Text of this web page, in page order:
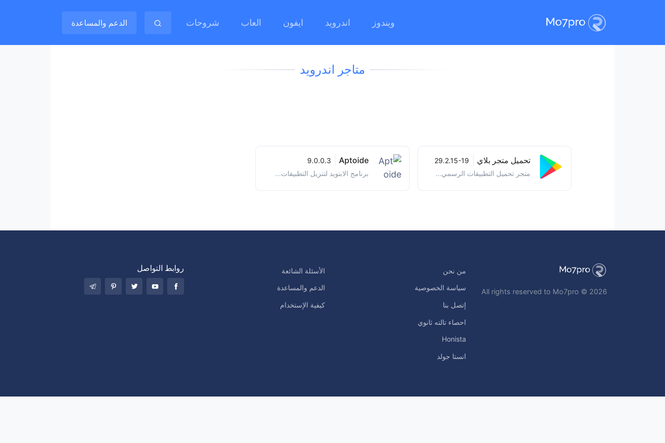
ويندوز اندرويد ايفون العاب شروحات الدعم والمساعدة
متاجر اندرويد
تحميل متجر بلاي
29.2.15-19
متجر تحميل التطبيقات الرسمي...
Aptoide
9.0.0.3
برنامج الابتويد لتنزيل التطبيقات...
All rights reserved to Mo7pro © 2026
من نحن
سياسة الخصوصية
إتصل بنا
احصاء تالته ثانوي
Honista
انستا جولد
الأسئلة الشائعة
الدعم والمساعدة
كيفية الإستخدام
روابط التواصل